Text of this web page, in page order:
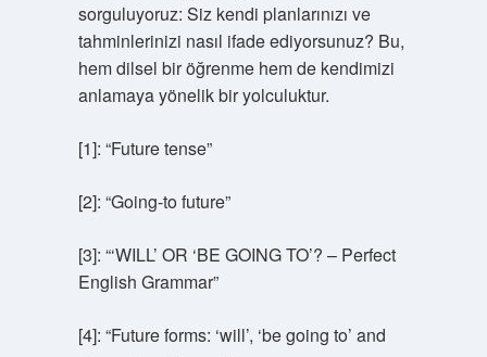
sorguluyoruz: Siz kendi planlarınızı ve
tahminlerinizi nasıl ifade ediyorsunuz? Bu,
hem dilsel bir öğrenme hem de kendimizi
anlamaya yönelik bir yolculuktur.
[1]: “Future tense”
[2]: “Going-to future”
[3]: “‘WILL’ OR ‘BE GOING TO’? – Perfect
English Grammar”
[4]: “Future forms: ‘will’, ‘be going to’ and